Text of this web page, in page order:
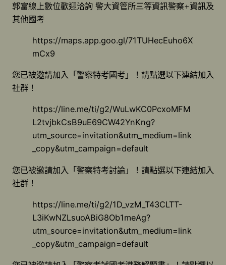
郭富線上數位歡迎洽詢 警大資管所三等資訊警察+資訊及
其他國考
https://maps.app.goo.gl/71TUHecEuho6X
mCx9
您已被邀請加入「警察特考國考」！請點選以下連結加入
社群！
https://line.me/ti/g2/WuLwKC0PcxoMFM
L2tvjbkCsB9uE69CW42YnKng?
utm_source=invitation&utm_medium=link
_copy&utm_campaign=default
您已被邀請加入「警察特考討論」！請點選以下連結加入
社群！
https://line.me/ti/g2/1D_vzM_T43CLTT-
L3iKwNZLsuoABiG8Ob1meAg?
utm_source=invitation&utm_medium=link
_copy&utm_campaign=default